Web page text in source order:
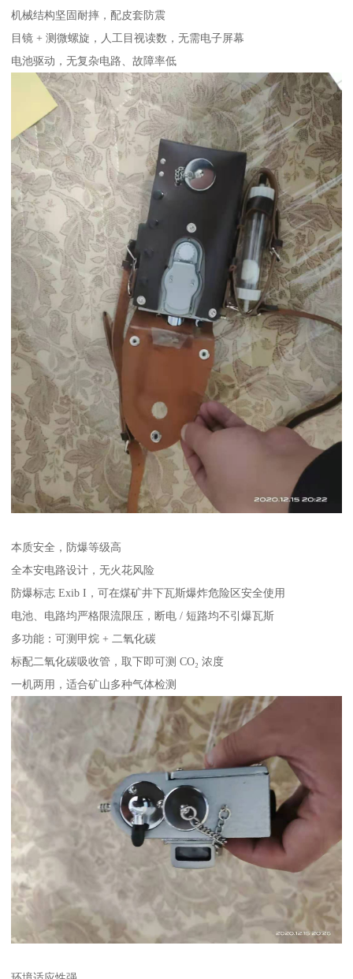
机械结构坚固耐摔，配皮套防震
目镜 + 测微螺旋，人工目视读数，无需电子屏幕
电池驱动，无复杂电路、故障率低
本质安全，防爆等级高
全本安电路设计，无火花风险
防爆标志 Exib I，可在煤矿井下瓦斯爆炸危险区安全使用
电池、电路均严格限流限压，断电 / 短路均不引爆瓦斯
多功能：可测甲烷 + 二氧化碳
标配二氧化碳吸收管，取下即可测 CO₂ 浓度
一机两用，适合矿山多种气体检测